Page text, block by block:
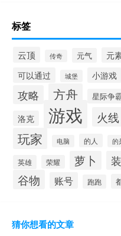
标签
云顶 传奇 元气 元
可以通过 城堡 小游戏
攻略
方舟 星际争
洛克 游戏 火线
玩家 电脑 的人 的
英雄 荣耀 萝卜
谷物 账号 跑跑
猜你想看的文章